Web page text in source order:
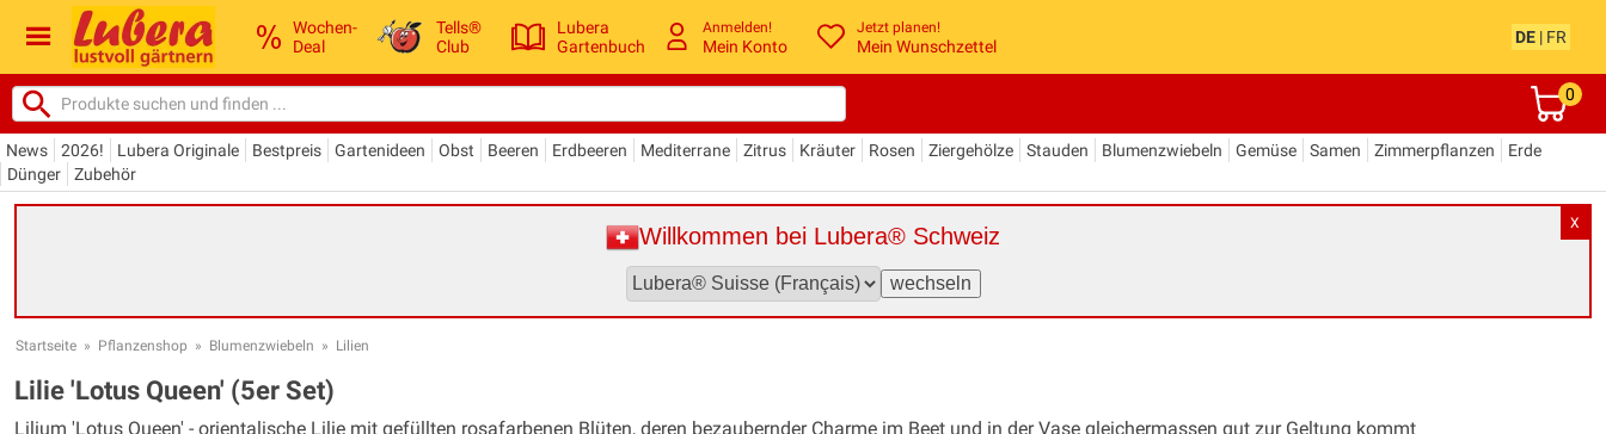
Wochen-
Deal
Tells®
Club
Lubera
Gartenbuch
Anmelden!
Mein Konto
Jetzt planen!
Mein Wunschzettel
DE | FR
0
News 2026! Lubera Originale Bestpreis Gartenideen Obst Beeren Erdbeeren Mediterrane Zitrus Kräuter Rosen Ziergehölze Stauden Blumenzwiebeln Gemüse Samen Zimmerpflanzen
Erde
Dünger
Zubehör
X
Willkommen bei Lubera® Schweiz
Startseite » Pflanzenshop » Blumenzwiebeln » Lilien
Lilie 'Lotus Queen' (5er Set)
Lilium 'Lotus Queen' - orientalische Lilie mit gefüllten rosafarbenen Blüten, deren bezaubernder Charme im Beet und in der Vase gleichermassen gut zur Geltung kommt